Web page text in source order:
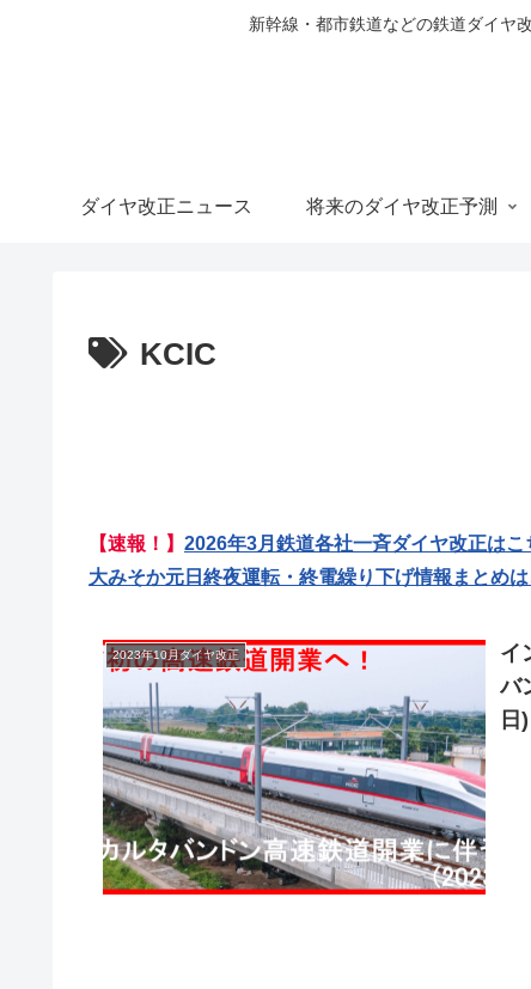
新幹線・都市鉄道などの鉄道ダイヤ
ダイヤ改正ニュース 将来のダイヤ改正予測
KCIC
【速報！】 2026年3月鉄道各社一斉ダイヤ改正はこ
大みそか元日終夜運転・終電繰り下げ情報まとめは
2023年10月ダイヤ改正
イ
バ
日)